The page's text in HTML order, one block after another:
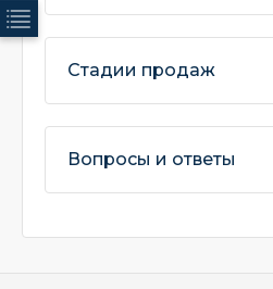
Стадии продаж
Вопросы и ответы